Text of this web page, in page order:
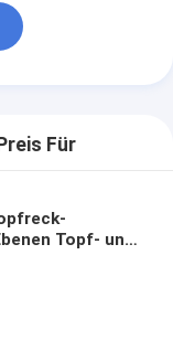
Für
Topf- und